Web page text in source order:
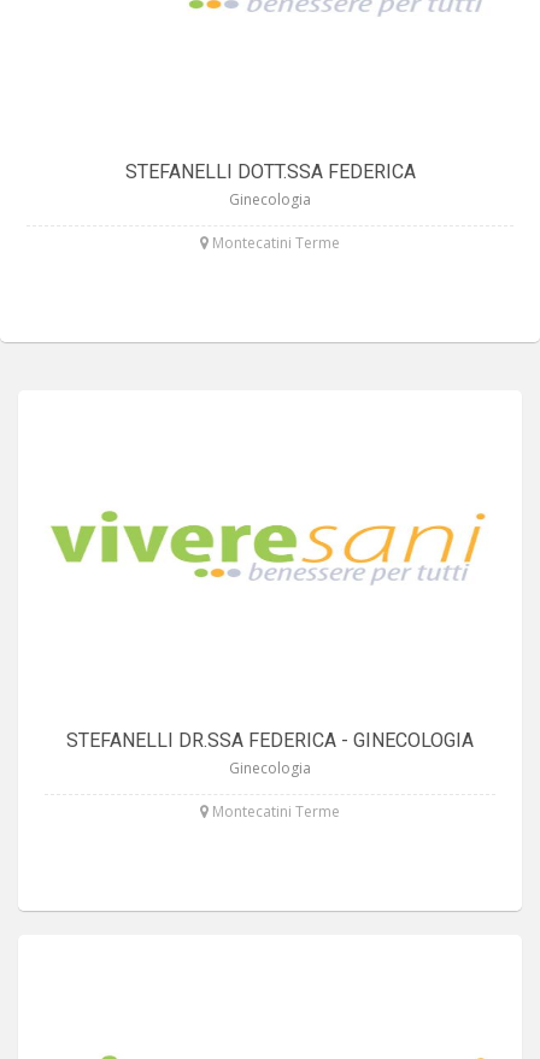
STEFANELLI DOTT.SSA FEDERICA
Ginecologia
Montecatini Terme
STEFANELLI DR.SSA FEDERICA - GINECOLOGIA
Ginecologia
Montecatini Terme